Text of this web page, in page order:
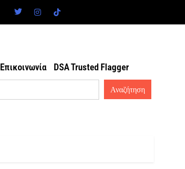
Επικοινωνία DSA Trusted Flagger